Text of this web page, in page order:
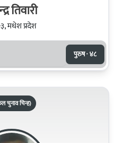
तिवारी
३, मधेश प्रदेश
पुरुष · ४८
चुनाव चिन्ह)